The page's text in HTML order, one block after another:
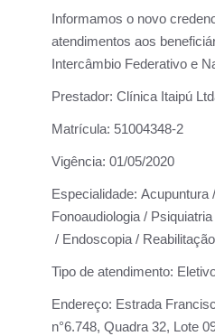
Informamos o novo
atendimentos aos
Intercâmbio Federativo e
Prestador: Clínica Itaipú
Matrícula: 51004348-2
Vigência: 01/05/2020
Especialidade: Acupuntura
Fonoaudiologia /
/ Endoscopia /
Tipo de atendimento:
Endereço: Estrada
n°6.748, Quadra 32, Lote